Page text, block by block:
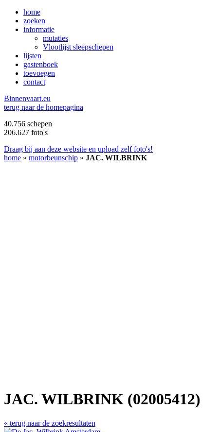
home
zoeken
informatie
mutaties
Vlootlijst sleepschepen
lijsten
gastenboek
toevoegen
contact
Binnenvaart.eu
terug naar de homepagina
40.756 schepen
206.627 foto's
Draag bij aan deze website en upload zelf foto's!
home » motorbeunschip » JAC. WILBRINK
JAC. WILBRINK (02005412)
« terug naar de zoekresultaten